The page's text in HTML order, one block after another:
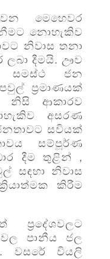
මෙහෙවර
නොහැකිව
නිවාස තනා
ලබා දීමයි. ඌව
සමස්ථ ජන
ප්‍රමාණයක්
නිසි ආකාරව
අසරණ
සවියක්
සම්පූර්ණ
දීම තුළින් ,
සඳහා නිවාස
කිරීම
වල පානීය ජල
වසරේ වියලි